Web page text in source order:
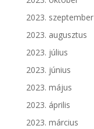
2023. szeptember
2023. augusztus
2023. július
2023. június
2023. május
2023. április
2023. március